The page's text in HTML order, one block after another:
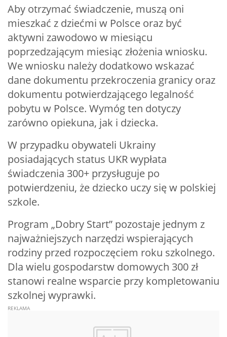
Aby otrzymać świadczenie, muszą oni
mieszkać z dziećmi w Polsce oraz być
aktywni zawodowo w miesiącu
poprzedzającym miesiąc złożenia wniosku.
We wniosku należy dodatkowo wskazać
dane dokumentu przekroczenia granicy oraz
dokumentu potwierdzającego legalność
pobytu w Polsce. Wymóg ten dotyczy
zarówno opiekuna, jak i dziecka.
W przypadku obywateli Ukrainy
posiadających status UKR wypłata
świadczenia 300+ przysługuje po
potwierdzeniu, że dziecko uczy się w polskiej
szkole.
Program „Dobry Start” pozostaje jednym z
najważniejszych narzędzi wspierających
rodziny przed rozpoczęciem roku szkolnego.
Dla wielu gospodarstw domowych 300 zł
stanowi realne wsparcie przy kompletowaniu
szkolnej wyprawki.